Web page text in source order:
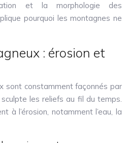
et la morphologie des
pourquoi les montagnes ne
: érosion et
sont constamment façonnés par
sculpte les reliefs au fil du temps.
à l’érosion, notamment l’eau, la